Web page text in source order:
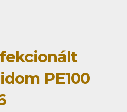
PE100